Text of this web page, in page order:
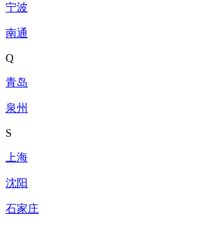
宁波
南通
Q
青岛
泉州
S
上海
沈阳
石家庄